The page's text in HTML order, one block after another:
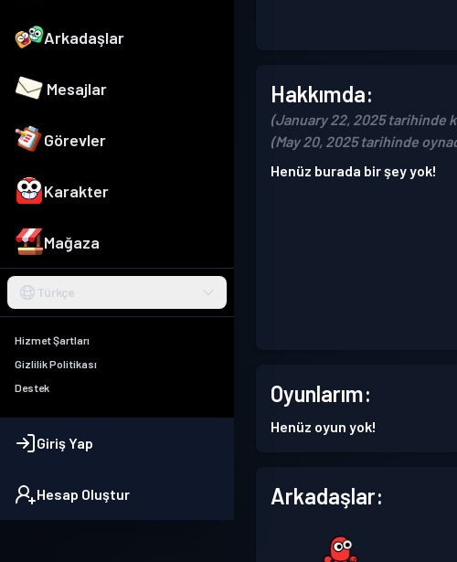
Arkadaşlar
Mesajlar
Görevler
Karakter
Mağaza
Türkçe
Hizmet Şartları
Gizlilik Politikası
Destek
Giriş Yap
Hesap Oluştur
Hakkımda:
(January 22, 2025 tarihinde
(May 20, 2025 tarihinde
Henüz burada bir şey yok!
Oyunlarım:
Henüz oyun yok!
Arkadaşlar: